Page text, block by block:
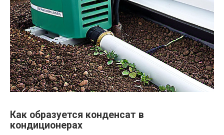
Как образуется конденсат в
кондиционерах